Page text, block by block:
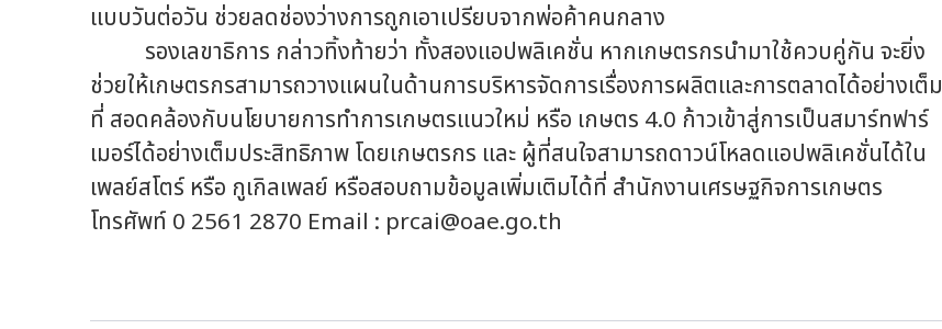
แบบวันต่อวัน ช่วยลดช่องว่างการถูกเอาเปรียบจากพ่อค้าคนกลาง
รองเลขาธิการ กล่าวทิ้งท้ายว่า ทั้งสองแอปพลิเคชั่น หากเกษตรกรนำมาใช้ควบคู่กัน จะยิ่ง
ช่วยให้เกษตรกรสามารถวางแผนในด้านการบริหารจัดการเรื่องการผลิตและการตลาดได้อย่างเต็ม
ที่ สอดคล้องกับนโยบายการทำการเกษตรแนวใหม่ หรือ เกษตร 4.0 ก้าวเข้าสู่การเป็นสมาร์ทฟาร์
เมอร์ได้อย่างเต็มประสิทธิภาพ โดยเกษตรกร และ ผู้ที่สนใจสามารถดาวน์โหลดแอปพลิเคชั่นได้ใน
เพลย์สโตร์ หรือ กูเกิลเพลย์ หรือสอบถามข้อมูลเพิ่มเติมได้ที่ สำนักงานเศรษฐกิจการเกษตร
โทรศัพท์ 0 2561 2870 Email : prcai@oae.go.th